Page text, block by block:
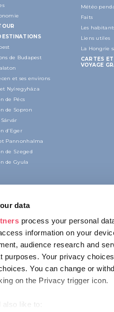
data
process your personal
information on your
audience research and
purposes. Your privacy
You can change or
on the Privacy trigger icon.
like to:
de Budapest
et ses environs
Nyíregyháza
de Pécs
de Sopron
d’Eger
Pannonhalma
de Szeged
de Gyula
Météo
Faits
Les
Liens utiles
La Hongrie
CARTES
VOYAGE
CONTACT
Alkotás utca 19